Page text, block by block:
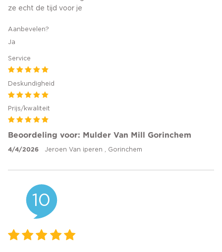
ze echt de tijd voor je
Aanbevelen?
Ja
Service
Deskundigheid
Prijs/kwaliteit
Beoordeling voor: Mulder Van Mill Gorinchem
4/4/2026 Jeroen Van iperen , Gorinchem
10